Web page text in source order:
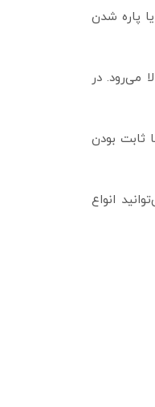
یا پاره شدن
می‌رود. در
ثابت بودن
انواع